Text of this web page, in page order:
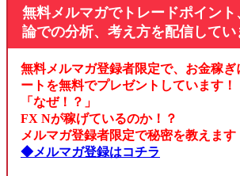
無料メルマガでトレードポイント
論での分析、考え方を配信してい
無料メルマガ登録者限定で、お金稼
ートを無料でプレゼントしています！
「なぜ！？」
FX Nが稼げているのか！？
メルマガ登録者限定で秘密を教えます
◆メルマガ登録はコチラ